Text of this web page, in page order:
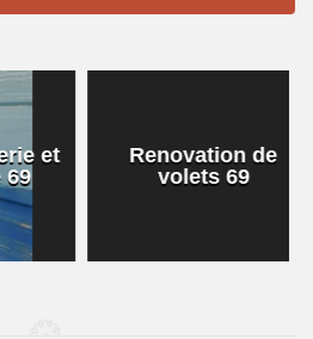
et
Renovation de
volets 69